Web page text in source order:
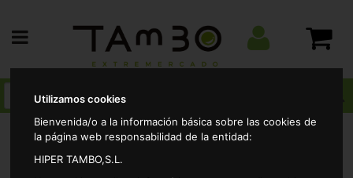
Utilizamos cookies
Bienvenida/o a la información básica sobre las cookies de
la página web responsabilidad de la entidad:
HIPER TAMBO,S.L.
Alimentacion